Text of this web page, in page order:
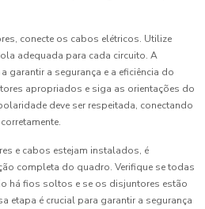
conecte os cabos elétricos. Utilize
adequada para cada circuito. A
garantir a segurança e a eficiência do
apropriados e siga as orientações do
deve ser respeitada, conectando
e cabos estejam instalados, é
completa do quadro. Verifique se todas
há fios soltos e se os disjuntores estão
etapa é crucial para garantir a segurança